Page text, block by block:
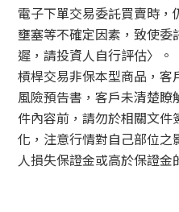
電子下單交易委託買賣時
壅塞等不確定因素，致使
遲，請投資人自行評估〉。
槓桿交易非保本型商品，
風險預告書，客戶未清楚
件內容前，請勿於相關文
化，注意行情對自己部位
人損失保證金或高於保證金